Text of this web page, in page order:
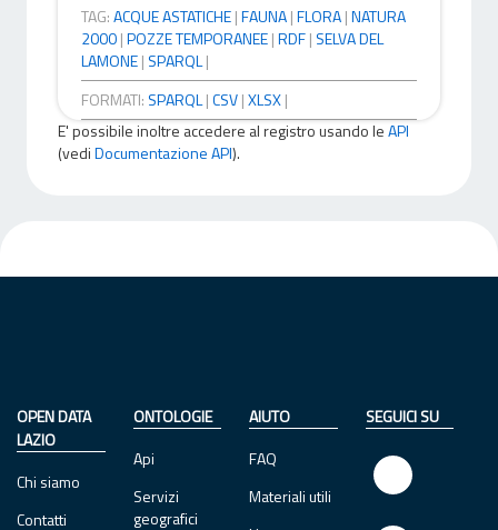
TAG:ACQUE ASTATICHE|FAUNA|FLORA|NATURA
2000|POZZE TEMPORANEE|RDF| SELVA DEL
LAMONE| SPARQL|
FORMATI: SPARQL|CSV|XLSX|
E' possibile inoltre accedere al registro usando leAPI
(vediDocumentazione API).
OPEN DATA
LAZIO
Chi siamo
Contatti
ONTOLOGIE
Api
Servizi
geografici
AIUTO
FAQ
Materiali utili
SEGUICI SU